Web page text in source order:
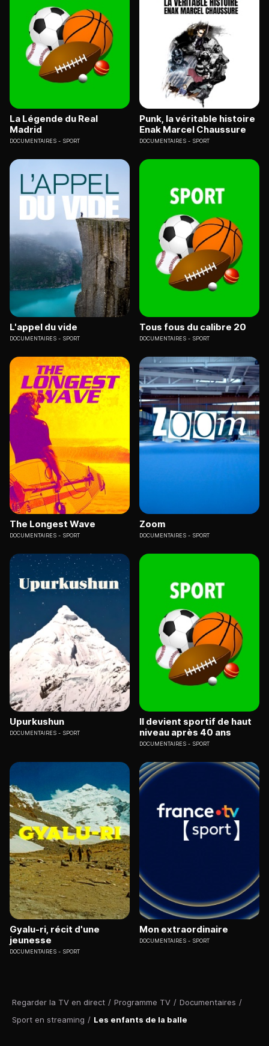
Regarder la TV en direct / Programme TV / Documentaires /
Sport en streaming / Les enfants de la balle
La Légende du Real
Madrid
DOCUMENTAIRES SPORT
Punk, la véritable histoire
Enak Marcel Chaussure
DOCUMENTAIRES SPORT
L'appel du vide
DOCUMENTAIRES SPORT
Tous fous du calibre 20
DOCUMENTAIRES SPORT
The Longest Wave
DOCUMENTAIRES SPORT
Zoom
DOCUMENTAIRES SPORT
Upurkushun
DOCUMENTAIRES SPORT
Il devient sportif de haut
niveau après 40 ans
DOCUMENTAIRES SPORT
Gyalu-ri, récit d'une
jeunesse
DOCUMENTAIRES SPORT
Mon extraordinaire
DOCUMENTAIRES SPORT